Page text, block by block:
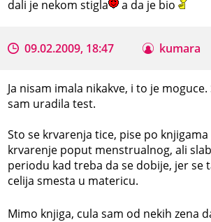
dali je nekom stigla a da je bio
09.02.2009, 18:47 kumara
Ja nisam imala nikakve, i to je moguce.
sam uradila test.
Sto se krvarenja tice, pise po
krvarenje poput menstrualnog, ali
periodu kad treba da se dobije, jer se
celija smesta u matericu.
Mimo knjiga, cula sam od nekih zena